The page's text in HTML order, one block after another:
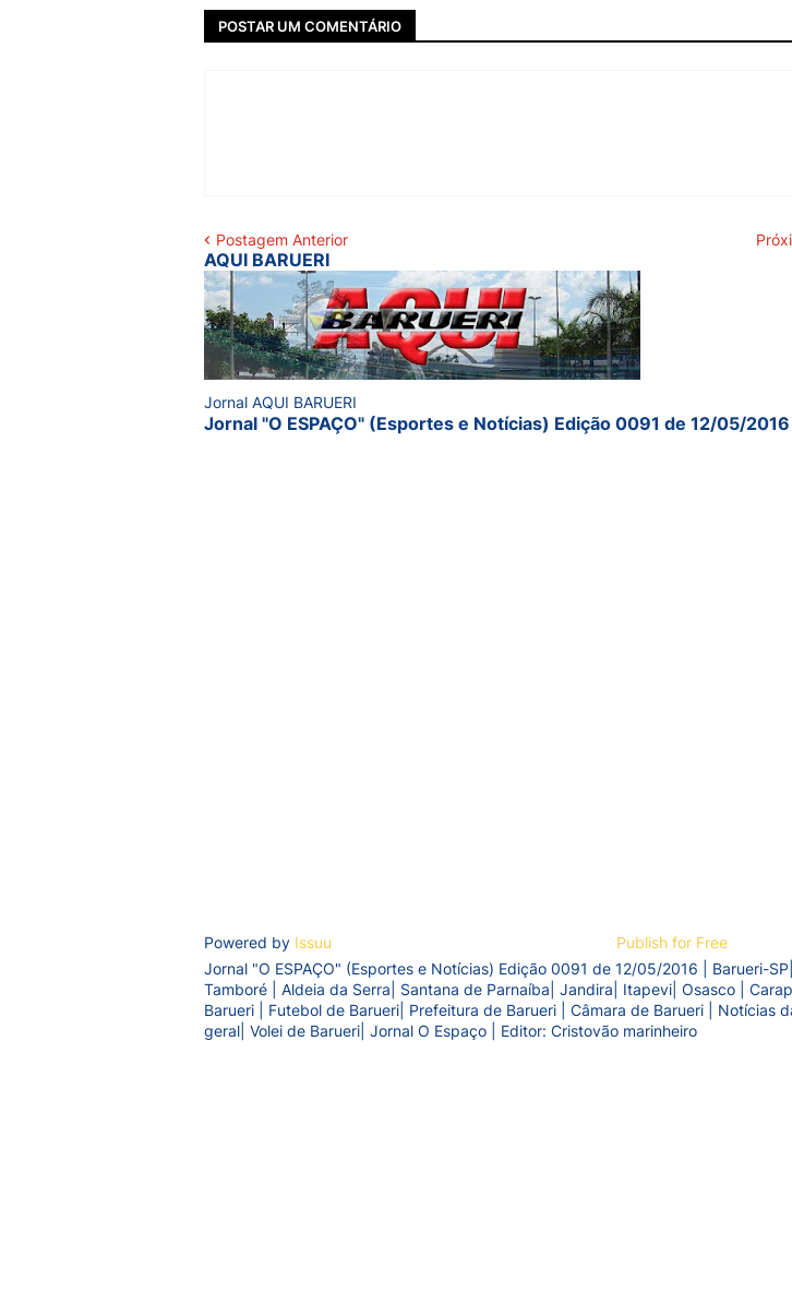
POSTAR UM COMENTÁRIO
Postagem Anterior
AQUI BARUERI
Jornal AQUI BARUERI
Jornal "O ESPAÇO" (Esportes e Notícias) Edição 0091 de 12/05/2016
Powered by Issuu
Publish for Free
Jornal "O ESPAÇO" (Esportes e Notícias) Edição 0091 de 12/05/2016 | Barueri-
Tamboré | Aldeia da Serra| Santana de Parnaíba| Jandira| Itapevi| Osasco |
Barueri | Futebol de Barueri| Prefeitura de Barueri | Câmara de Barueri | Notícias
geral| Volei de Barueri| Jornal O Espaço | Editor: Cristovão marinheiro